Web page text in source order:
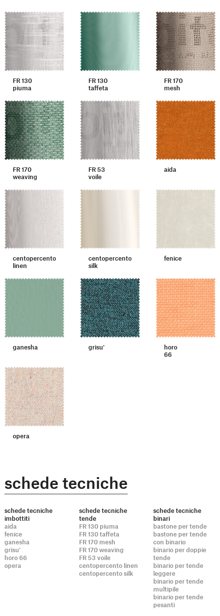
FR 130
piuma
FR 130
taffeta
FR 170
mesh
FR 170
weaving
FR 53
voile
aida
centopercento
linen
centopercento
silk
fenice
ganesha grisu'
horo
66
opera
schede tecniche
schede tecniche
imbottiti
aida
fenice
ganesha
grisu'
horo 66
opera
schede tecniche
tende
FR 130 piuma
FR 130 taffeta
FR 170 mesh
FR 170 weaving
FR 53 voile
centopercento linen
centopercento silk
schede tecniche
binari
bastone per tende
bastone per tende
con binario
binario per doppie
tende
binario per tende
leggere
binario per tende
multipile
binario per tende
pesanti